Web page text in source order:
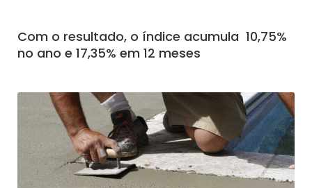
Com o resultado, o índice acumula 10,75%
no ano e 17,35% em 12 meses